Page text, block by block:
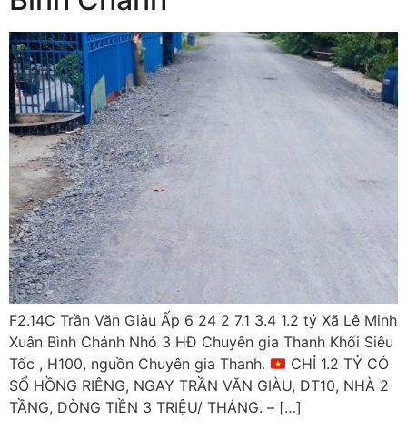
F2.14C Trần Văn Giàu Ấp 6 24 2 7.1 3.4 1.2 tỷ Xã Lê Minh
Xuân Bình Chánh Nhỏ 3 HĐ Chuyên gia Thanh Khối Siêu
Tốc , H100, nguồn Chuyên gia Thanh.
CHỈ 1.2 TỶ CÓ
SỔ HỒNG RIÊNG, NGAY TRẦN VĂN GIÀU, DT10, NHÀ 2
TẦNG, DÒNG TIỀN 3 TRIỆU/ THÁNG. – […]